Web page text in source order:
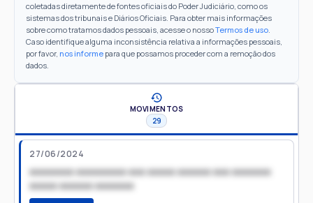
coletadas diretamente de fontes oficiais do Poder Judiciário, como os
sistemas dos tribunais e Diários Oficiais. Para obter mais informações
sobre como tratamos dados pessoais, acesse o nossoTermos de uso.
Caso identifique alguma inconsistência relativa a informações pessoais,
por favor, nos informe para que possamos proceder com a remoção dos
dados.
MOVIMENTOS
29
27/06/2024
xxxxxxxx xxxxxxxxx xxx xxxxx xxxxxx xxx xxxxxxx
xxxxx xxxxxx xxxxxxx